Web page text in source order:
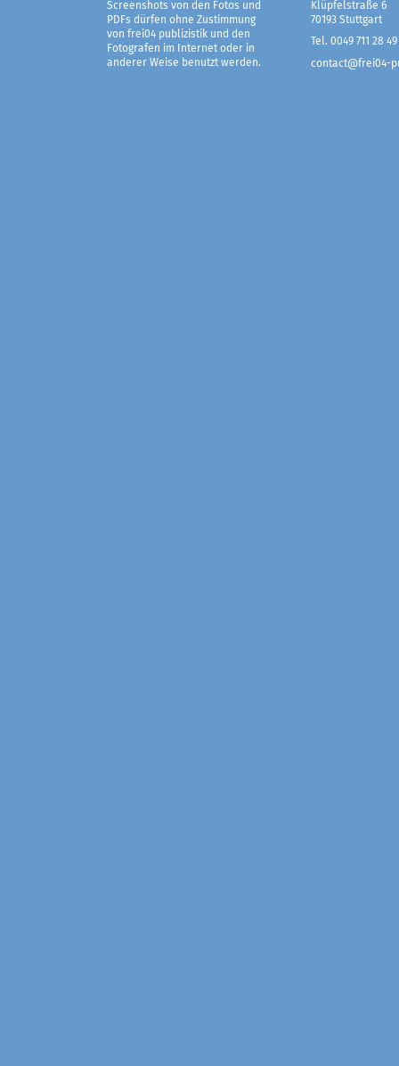
Screenshots von den Fotos und
PDFs dürfen ohne Zustimmung
von frei04 publizistik und den
Fotografen im Internet oder in
anderer Weise benutzt werden.
Klüpfelstraße 6
70193 Stuttgart
Tel. 0049 711 28 49
contact@frei04-